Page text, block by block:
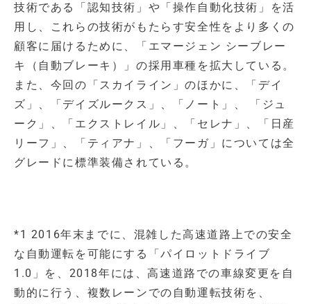
技術である「認知技術」や「操作自動化技術」を活
用し、これらの技術がもたらす安全性をより多くの
顧客に届けるために、「エマージェン シーブレー
キ（自動ブレーキ）」の採用車種を拡大している。
また、今回の「スカイライン」のほかに、「デイ
ズ」、「デイズルークス」、「ノート」、 「ジュ
ーク」、「エクストレイル」、「セレナ」、「日産
リーフ」、「ティアナ」、「フーガ」については全
グレードに標準装備されている。
*1 2016年末までに、混雑した高速道路上での安全
な自動運転を可能にする「パイロットドライブ
1.0」を、2018年には、高速道路での車線変更を自
動的に行う、複数レーンでの自動運転技術を、